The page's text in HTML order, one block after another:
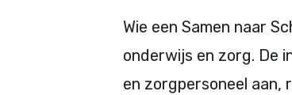
Wie een Samen naar
onderwijs en zorg. De
en zorgpersoneel aan,